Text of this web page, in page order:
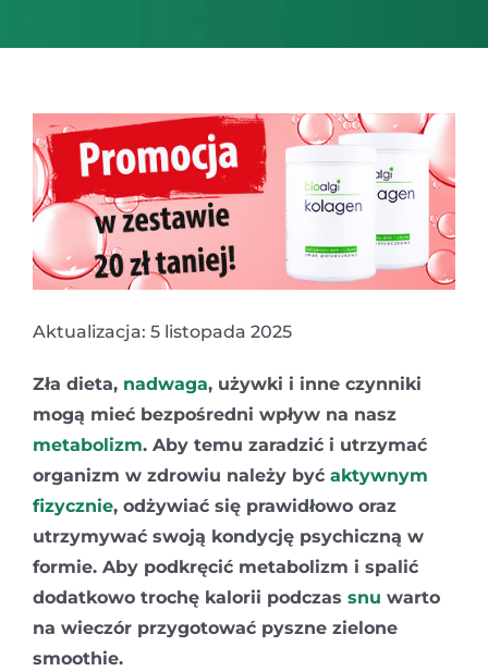
Aktualizacja: 5 listopada 2025
Zła dieta, nadwaga, używki i inne czynniki
mogą mieć bezpośredni wpływ na nasz
metabolizm. Aby temu zaradzić i utrzymać
organizm w zdrowiu należy być aktywnym
fizycznie, odżywiać się prawidłowo oraz
utrzymywać swoją kondycję psychiczną w
formie. Aby podkręcić metabolizm i spalić
dodatkowo trochę kalorii podczas snu warto
na wieczór przygotować pyszne zielone
smoothie.